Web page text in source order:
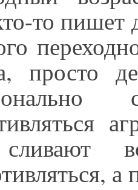
то пишет
просто
а